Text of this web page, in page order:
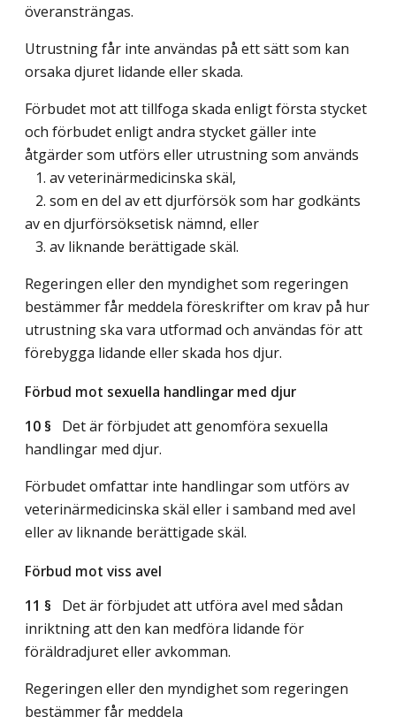
överansträngas.
Utrustning får inte användas på ett sätt som kan
orsaka djuret lidande eller skada.
Förbudet mot att tillfoga skada enligt första stycket
och förbudet enligt andra stycket gäller inte
åtgärder som utförs eller utrustning som används
1. av veterinärmedicinska skäl,
2. som en del av ett djurförsök som har godkänts
av en djurförsöksetisk nämnd, eller
3. av liknande berättigade skäl.
Regeringen eller den myndighet som regeringen
bestämmer får meddela föreskrifter om krav på hur
utrustning ska vara utformad och användas för att
förebygga lidande eller skada hos djur.
Förbud mot sexuella handlingar med djur
10 § Det är förbjudet att genomföra sexuella
handlingar med djur.
Förbudet omfattar inte handlingar som utförs av
veterinärmedicinska skäl eller i samband med avel
eller av liknande berättigade skäl.
Förbud mot viss avel
11 § Det är förbjudet att utföra avel med sådan
inriktning att den kan medföra lidande för
föräldradjuret eller avkomman.
Regeringen eller den myndighet som regeringen
bestämmer får meddela